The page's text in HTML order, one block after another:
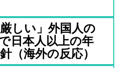
しい」外国人の
日本人以上の年
（海外の反応）